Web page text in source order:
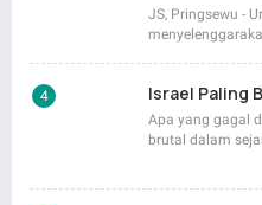
JS, Pringsewu -
Israel Paling
Apa yang gagal
brutal dalam